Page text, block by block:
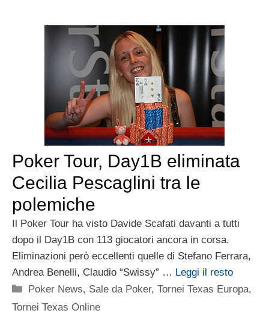
Poker Tour, Day1B eliminata
Cecilia Pescaglini tra le
polemiche
Il Poker Tour ha visto Davide Scafati davanti a tutti
dopo il Day1B con 113 giocatori ancora in corsa.
Eliminazioni però eccellenti quelle di Stefano Ferrara,
Andrea Benelli, Claudio “Swissy” … Leggi il resto
Categorie
Poker News, Sale da Poker,Tornei Texas Europa,
Tornei Texas Online